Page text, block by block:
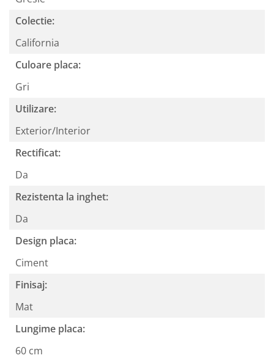
Colectie:
California
Culoare placa:
Gri
Utilizare:
Exterior/Interior
Rectificat:
Da
Rezistenta la inghet:
Da
Design placa:
Ciment
Finisaj:
Mat
Lungime placa:
60 cm